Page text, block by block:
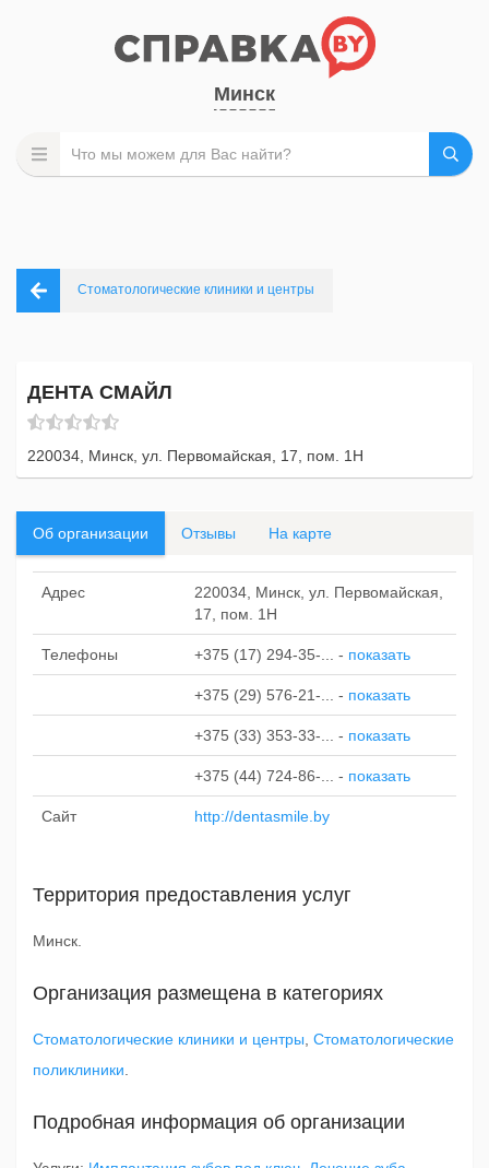
Минск
Стоматологические клиники и центры
ДЕНТА СМАЙЛ
220034, Минск, ул. Первомайская, 17, пом. 1Н
Об организации Отзывы На карте
Адрес
220034, Минск, ул. Первомайская,
17, пом. 1Н
Телефоны +375 (17) 294-35-... - показать
+375 (29) 576-21-... - показать
+375 (33) 353-33-... - показать
+375 (44) 724-86-... - показать
Сайт http://dentasmile.by
Территория предоставления услуг
Минск.
Организация размещена в категориях
Стоматологические клиники и центры Стоматологические
поликлиники
Подробная информация об организации